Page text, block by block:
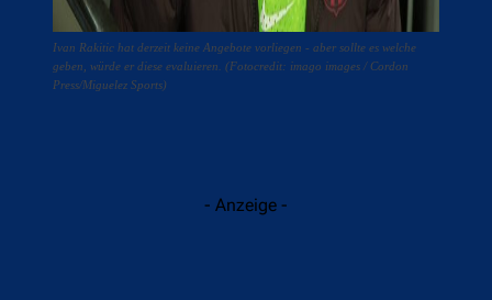
Ivan Rakitic hat derzeit keine Angebote vorliegen - aber sollte es welche
geben, würde er diese evaluieren. (Fotocredit: imago images / Cordon
Press/Miguelez Sports)
- Anzeige -